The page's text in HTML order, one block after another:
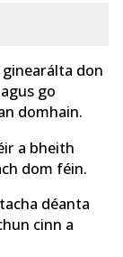
don
go
domhain.
a bheith
dom féin.
déanta
cinn a